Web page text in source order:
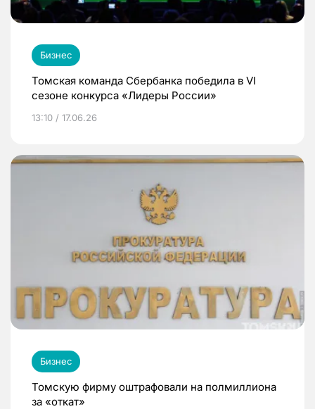
Бизнес
Томская команда Сбербанка победила в VI
сезоне конкурса «Лидеры России»
13:10 / 17.06.26
Бизнес
Томскую фирму оштрафовали на полмиллиона
за «откат»